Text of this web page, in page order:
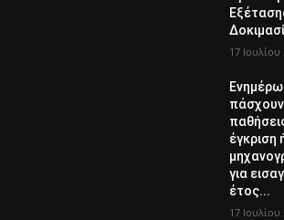
17 Ιουλίου
έγκριση
για
έτος...
17 Ιουλίου